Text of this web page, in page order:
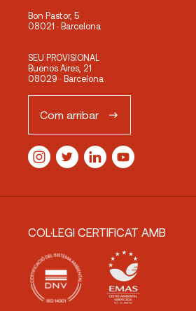
Bon Pastor, 5
08021 · Barcelona
SEU PROVISIONAL
Buenos Aires, 21
08029 · Barcelona
Com arribar
COL·LEGI CERTIFICAT AMB